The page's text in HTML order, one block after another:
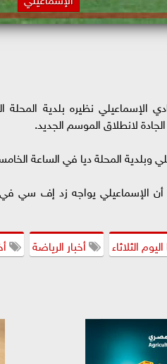
الإسماعيلي نظيره بلدية المحلة
لانطلاق الموسم الجديد.
وبلدية المحلة ديا في الساعة
الثلاثاء أخبار الرياضة